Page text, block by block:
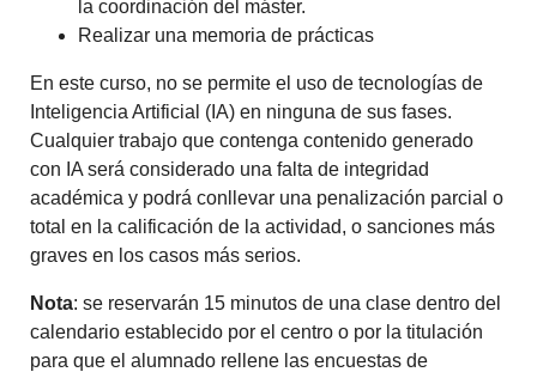
la coordinación del máster.
Realizar una memoria de prácticas
En este curso, no se permite el uso de tecnologías de
Inteligencia Artificial (IA) en ninguna de sus fases.
Cualquier trabajo que contenga contenido generado
con IA será considerado una falta de integridad
académica y podrá conllevar una penalización parcial o
total en la calificación de la actividad, o sanciones más
graves en los casos más serios.
Nota: se reservarán 15 minutos de una clase dentro del
calendario establecido por el centro o por la titulación
para que el alumnado rellene las encuestas de